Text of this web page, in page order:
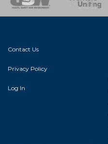
Contact Us
Privacy Policy
Log In